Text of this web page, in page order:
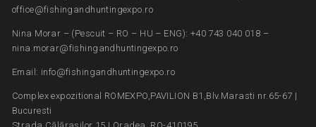
office@fishingandhuntingexpo.ro
Nina Morar – (Pescuit – RO – HU – ENG): +40 743 040 018 –
nina.morar@fishingandhuntingexpo.ro
Email: info@fishingandhuntingexpo.ro
Complex expozitional ROMEXPO,PAVILION B1,Blv.Marasti nr.65-67 |
Bucuresti